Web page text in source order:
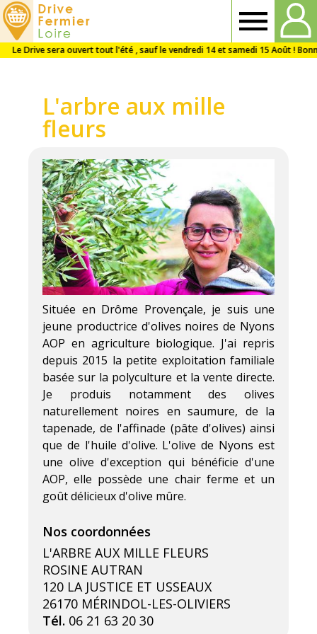
Loire
L'arbre aux mille
fleurs
Située en Drôme Provençale, je suis une
jeune productrice d'olives noires de Nyons
AOP en agriculture biologique. J'ai repris
depuis 2015 la petite exploitation familiale
basée sur la polyculture et la vente directe.
Je produis notamment des olives
naturellement noires en saumure, de la
tapenade, de l'affinade (pâte d'olives) ainsi
que de l'huile d'olive. L'olive de Nyons est
une olive d'exception qui bénéficie d'une
AOP, elle possède une chair ferme et un
goût délicieux d'olive mûre.
L'ARBRE AUX MILLE FLEURS
ROSINE AUTRAN
120 LA JUSTICE ET USSEAUX
26170 MÉRINDOL-LES-OLIVIERS
Tél. 06 21 63 20 30